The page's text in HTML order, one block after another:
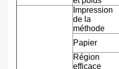
Impression
de la
méthode
Papier
Région
efficace